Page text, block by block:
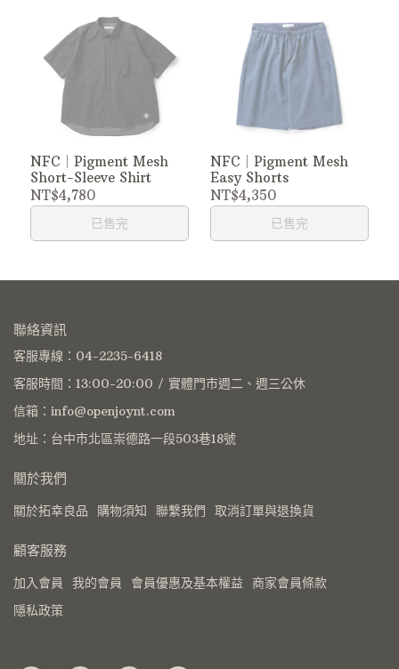
NFC｜Pigment Mesh
Short-Sleeve Shirt
NT$4,780
已售完
NFC｜Pigment Mesh
Easy Shorts
NT$4,350
已售完
聯絡資訊
客服專線：04-2235-6418
客服時間：13:00-20:00 / 實體門市週二、週三公休
信箱：info@openjoynt.com
地址：台中市北區崇德路一段503巷18號
關於我們
關於拓幸良品 購物須知 聯繫我們 取消訂單與退換貨
顧客服務
加入會員 我的會員 會員優惠及基本權益
商家會員條款
隱私政策